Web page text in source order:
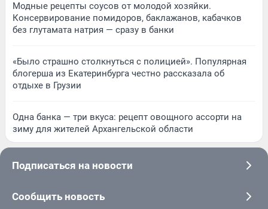
Модные рецепты соусов от молодой хозяйки.
Консервирование помидоров, баклажанов, кабачков
без глутамата натрия — сразу в банки
«Было страшно столкнуться с полицией». Популярная
блогерша из Екатеринбурга честно рассказала об
отдыхе в Грузии
Одна банка — три вкуса: рецепт овощного ассорти на
зиму для жителей Архангельской области
Подписаться на новости
Сообщить новость